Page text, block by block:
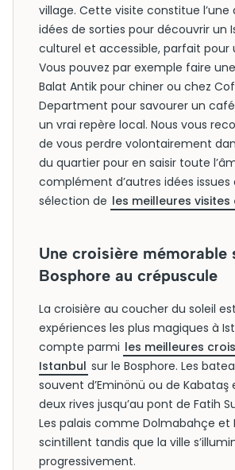
village. Cette visite constitue l’une
idées de sorties pour découvrir un
culturel et accessible, parfait pour
Vous pouvez par exemple faire
Balat Antik pour chiner ou chez
Department pour savourer un
un vrai repère local. Nous vous
de vous perdre volontairement
du quartier pour en saisir toute
complément d’autres idées issues
sélection de les meilleures
Une croisière mémorable
Bosphore au crépuscule
La croisière au coucher du soleil
expériences les plus magiques à
compte parmi les meilleures
Istanbul sur le Bosphore. Les
souvent d’Eminönü ou de Kabataş
deux rives jusqu’au pont de Fatih
Les palais comme Dolmabahçe et
scintillent tandis que la ville
progressivement.